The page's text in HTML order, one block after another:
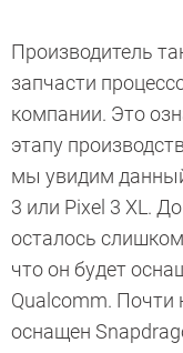
Производитель
запчасти
компании. Это
этапу
мы увидим
3 или Pixel 3 XL.
осталось
что он будет
Qualcomm. Почти
оснащен